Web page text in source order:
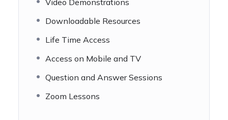
Downloadable Resources
Life Time Access
Access on Mobile and TV
Question and Answer Sessions
Zoom Lessons